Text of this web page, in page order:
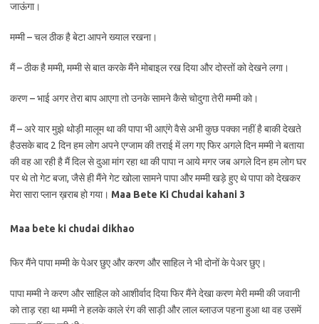
जाऊंगा।
मम्मी – चल ठीक है बेटा आपने ख्याल रखना।
मैं – ठीक है मम्मी, मम्मी से बात करके मैंने मोबाइल रख दिया और दोस्तों को देखने लगा।
करण – भाई अगर तेरा बाप आएगा तो उनके सामने कैसे चोदुगा तेरी मम्मी को।
मैं – अरे यार मुझे थोड़ी मालूम था की पापा भी आएंगे वैसे अभी कुछ पक्का नहीं है बाकी देखते
हैउसके बाद 2 दिन हम लोग अपने एग्जाम की तराई में लग गए फिर अगले दिन मम्मी ने बताया
की वह आ रही है मैं दिल से दुआ मांग रहा था की पापा न आये मगर जब अगले दिन हम लोग घर
पर थे तो गेट बजा, जैसे ही मैंने गेट खोला सामने पापा और मम्मी खड़े हुए थे पापा को देखकर
मेरा सारा प्लान ख़राब हो गया। Maa Bete Ki Chudai kahani 3
Maa bete ki chudai dikhao
फिर मैंने पापा मम्मी के पेअर छुए और करण और साहिल ने भी दोनों के पेअर छुए।
पापा मम्मी ने करण और साहिल को आशीर्वाद दिया फिर मैंने देखा करण मेरी मम्मी की जवानी
को ताड़ रहा था मम्मी ने हलके काले रंग की साड़ी और लाल ब्लाउज पहना हुआ था वह उसमें